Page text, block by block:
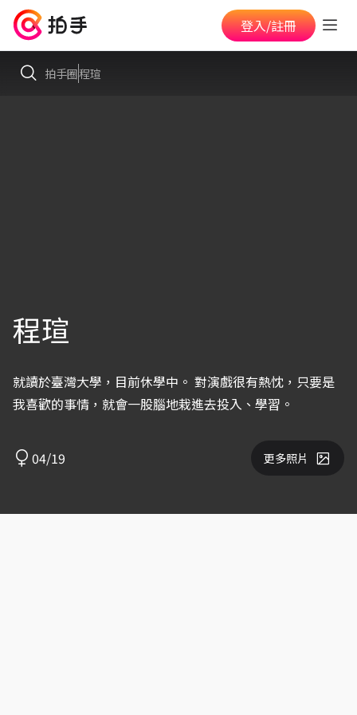
登入/註冊
拍手圈程瑄
程瑄
就讀於臺灣大學，目前休學中。 對演戲很有熱忱，只要是
我喜歡的事情，就會一股腦地栽進去投入、學習。
04/19 更多照片